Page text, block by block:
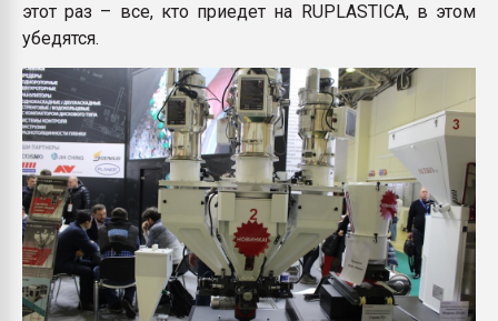
этот раз – все, кто приедет на RUPLASTICA, в этом
убедятся.